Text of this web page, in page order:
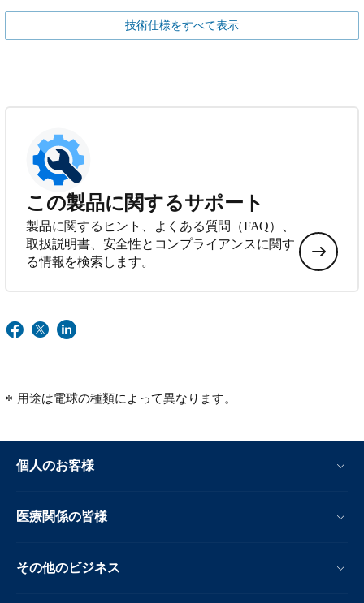
技術仕様をすべて表示
この製品に関するサポート
製品に関するヒント、よくある質問（FAQ）、
取扱説明書、安全性とコンプライアンスに関す
る情報を検索します。
用途は電球の種類によって異なります。
個人のお客様
医療関係の皆様
その他のビジネス